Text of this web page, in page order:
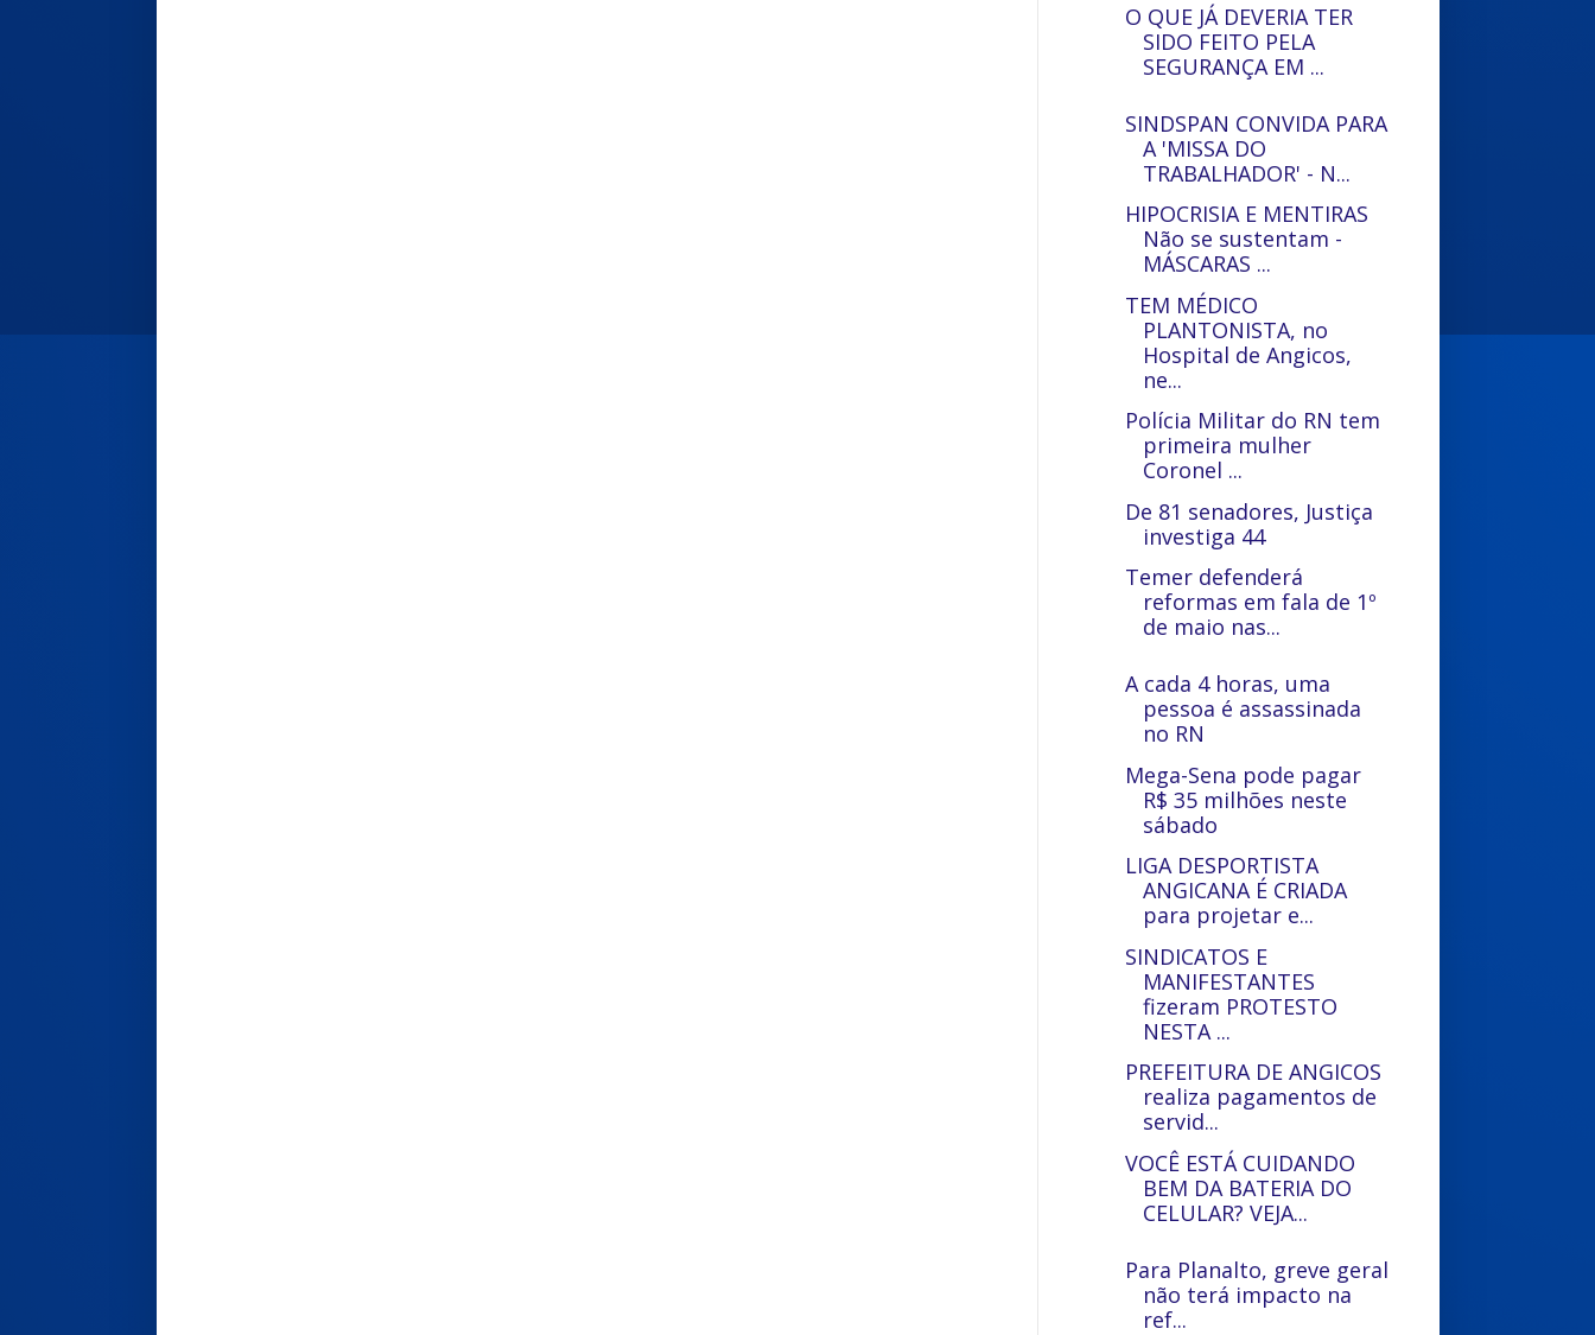
O QUE JÁ DEVERIA TER
SIDO FEITO PELA
SEGURANÇA EM ...
SINDSPAN CONVIDA PARA
A 'MISSA DO
TRABALHADOR' - N...
HIPOCRISIA E MENTIRAS
Não se sustentam -
MÁSCARAS ...
TEM MÉDICO
PLANTONISTA, no
Hospital de Angicos,
ne...
Polícia Militar do RN tem
primeira mulher
Coronel ...
De 81 senadores, Justiça
investiga 44
Temer defenderá
reformas em fala de 1º
de maio nas...
A cada 4 horas, uma
pessoa é assassinada
no RN
Mega-Sena pode pagar
R$ 35 milhões neste
sábado
LIGA DESPORTISTA
ANGICANA É CRIADA
para projetar e...
SINDICATOS E
MANIFESTANTES
fizeram PROTESTO
NESTA ...
PREFEITURA DE ANGICOS
realiza pagamentos de
servid...
VOCÊ ESTÁ CUIDANDO
BEM DA BATERIA DO
CELULAR? VEJA...
Para Planalto, greve geral
não terá impacto na
ref...